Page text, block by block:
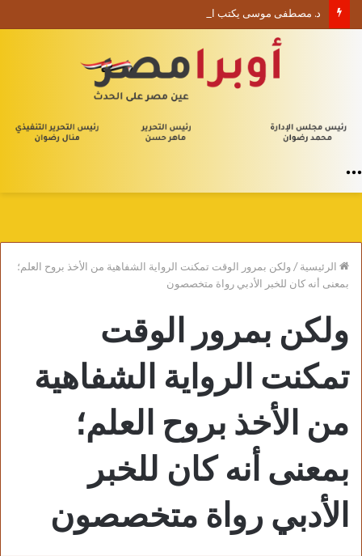
د. مصطفى موسى يكتب الأربعون الإدارية (1) من يلا إدارة
الرئيسية/ولكن بمرور الوقت تمكنت الرواية الشفاهية من الأخذ بروح العلم؛
بمعنى أنه كان للخبر الأدبي رواة متخصصون
ولكن بمرور الوقت
تمكنت الرواية الشفاهية
من الأخذ بروح العلم؛
بمعنى أنه كان للخبر
الأدبي رواة متخصصون